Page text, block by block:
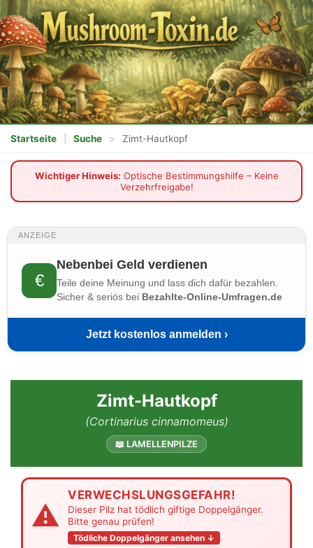
Startseite Suche > Zimt-Hautkopf
Wichtiger Hinweis: Optische Bestimmungshilfe – Keine
Verzehrfreigabe!
ANZEIGE
€
Nebenbei Geld verdienen
Teile deine Meinung und lass dich dafür bezahlen.
Sicher & seriös bei Bezahlte-Online-Umfragen.de
Jetzt kostenlos anmelden ›
Zimt-Hautkopf
(Cortinarius cinnamomeus)
📖 LAMELLENPILZE
⚠
VERWECHSLUNGSGEFAHR!
Dieser Pilz hat tödlich giftige Doppelgänger.
Bitte genau prüfen!
Tödliche Doppelgänger ansehen ↓